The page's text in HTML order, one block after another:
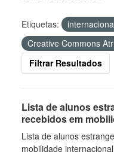
Etiquetas:
Creative Commons
Filtrar Resultados
Lista de alunos
recebidos em
Lista de alunos
mobilidade internacional